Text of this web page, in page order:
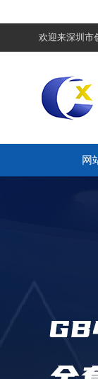
欢迎来深圳市
网